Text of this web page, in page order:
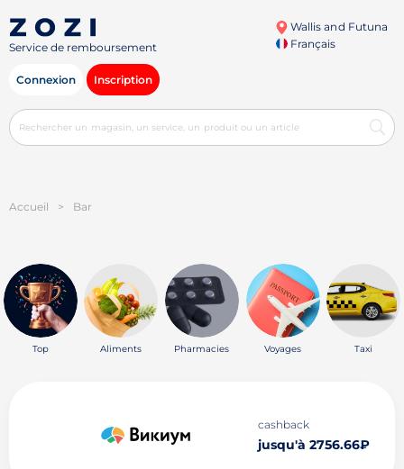
Service de remboursement
Wallis and Futuna
Français
Connexion Inscription
Accueil > Bar
Top Aliments Pharmacies Voyages Taxi
cashback
jusqu'à 2756.66₽